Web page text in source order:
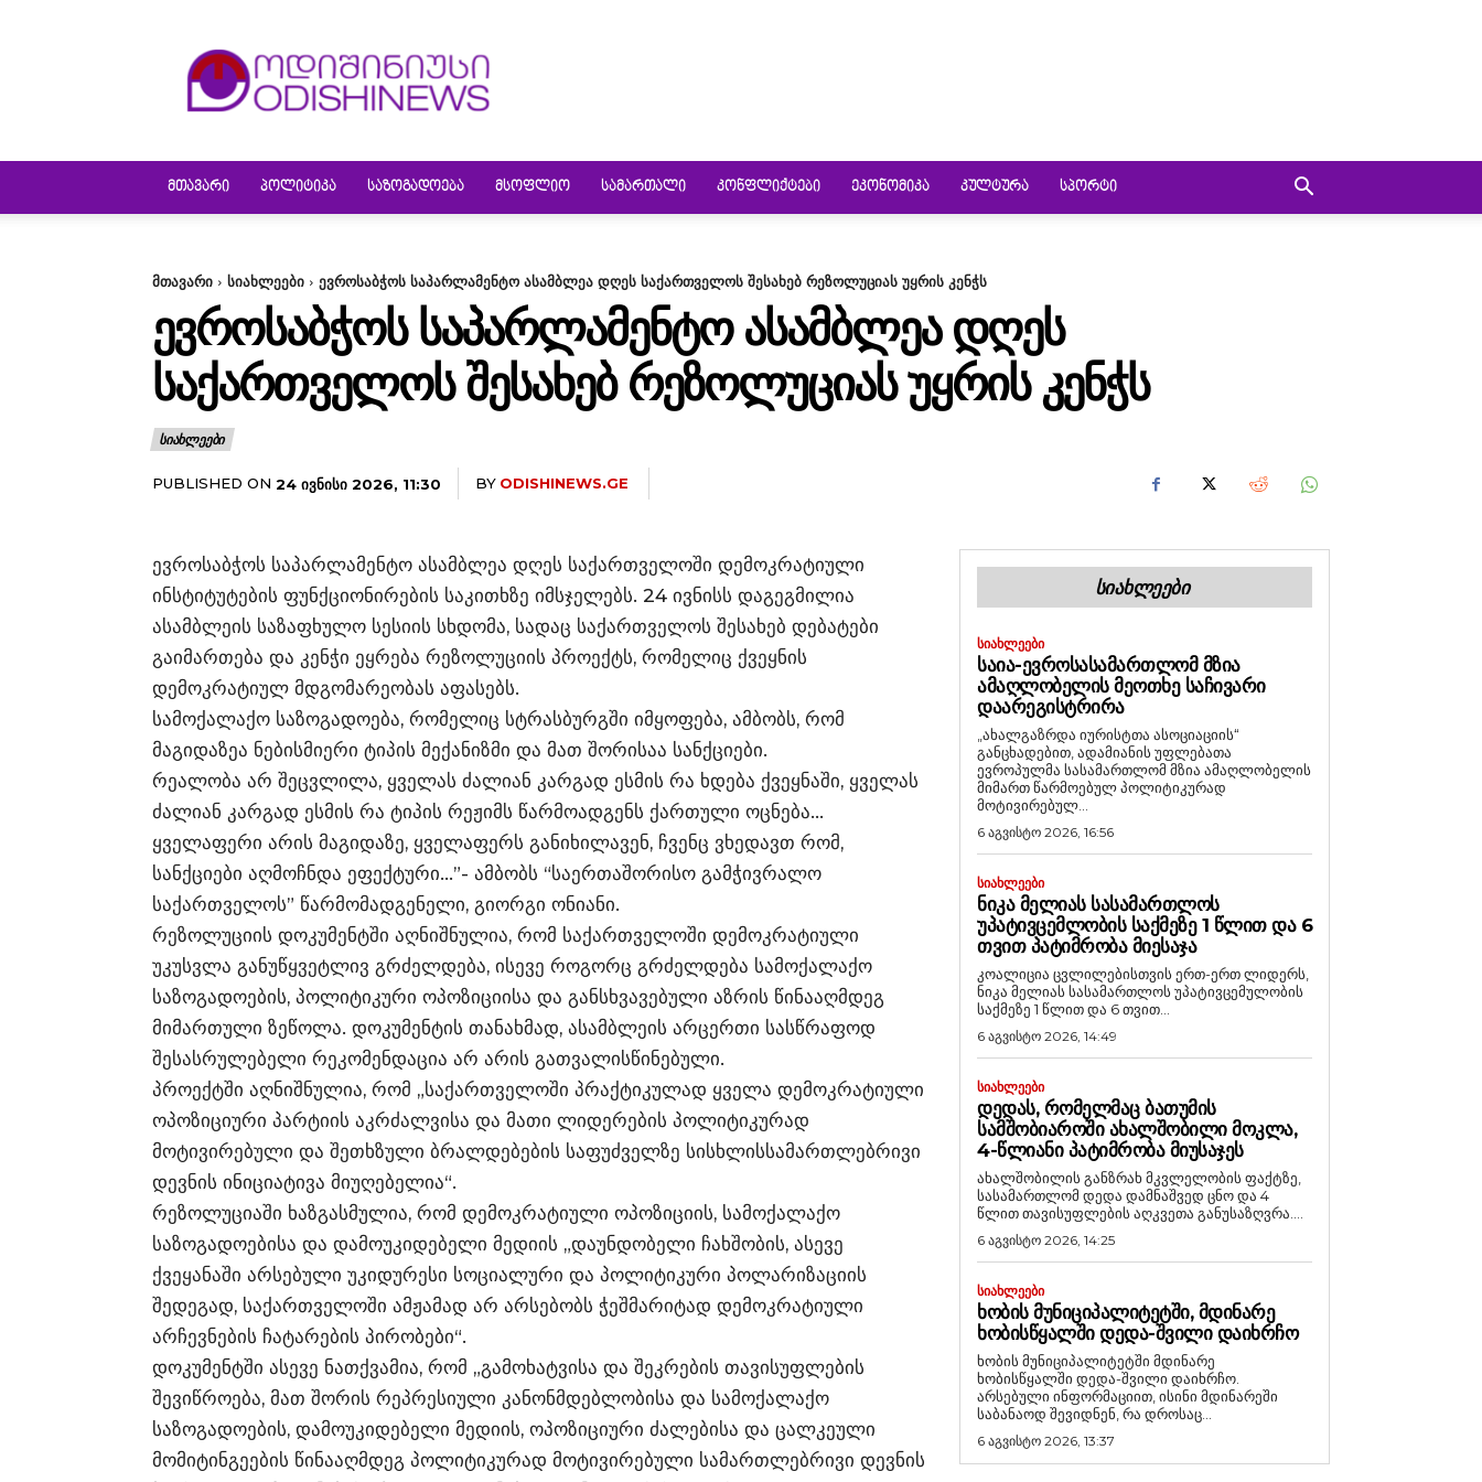
ᲛᲗᲐᲕᲐᲠᲘ ᲞᲝᲚᲘᲢᲘᲙᲐ ᲡᲐᲖᲝᲒᲐᲓᲝᲔᲑᲐ ᲛᲡᲝᲤᲚᲘᲝ ᲡᲐᲛᲐᲠᲗᲐᲚᲘ ᲙᲝᲜᲤᲚᲘᲥᲢᲔᲑᲘ ᲔᲙᲝᲜᲝᲛᲘᲙᲐ ᲙᲣᲚᲢᲣᲠᲐ ᲡᲞᲝᲠᲢᲘ
მთავარი სიახლეები ევროსაბჭოს საპარლამენტო ასამბლეა დღეს საქართველოს შესახებ რეზოლუციას უყრის კენჭს
ᲔᲕᲠᲝᲡᲐᲑᲭᲝᲡ ᲡᲐᲞᲐᲠᲚᲐᲛᲔᲜᲢᲝ ᲐᲡᲐᲛᲑᲚᲔᲐ ᲓᲦᲔᲡ
ᲡᲐᲥᲐᲠᲗᲕᲔᲚᲝᲡ ᲨᲔᲡᲐᲮᲔᲑ ᲠᲔᲖᲝᲚᲣᲪᲘᲐᲡ ᲣᲧᲠᲘᲡ ᲙᲔᲜᲭᲡ
ᲡᲘᲐᲮᲚᲔᲔᲑᲘ
PUBLISHED ON 24 ᲘᲕᲜᲘᲡᲘ 2026, 11:30 BY ODISHINEWS.GE
ევროსაბჭოს საპარლამენტო ასამბლეა დღეს საქართველოში დემოკრატიული
ინსტიტუტების ფუნქციონირების საკითხზე იმსჯელებს. 24 ივნისს დაგეგმილია
ასამბლეის საზაფხულო სესიის სხდომა, სადაც საქართველოს შესახებ დებატები
გაიმართება და კენჭი ეყრება რეზოლუციის პროექტს, რომელიც ქვეყნის
დემოკრატიულ მდგომარეობას აფასებს.
სამოქალაქო საზოგადოება, რომელიც სტრასბურგში იმყოფება, ამბობს, რომ
მაგიდაზეა ნებისმიერი ტიპის მექანიზმი და მათ შორისაა სანქციები.
რეალობა არ შეცვლილა, ყველას ძალიან კარგად ესმის რა ხდება ქვეყნაში, ყველას
ძალიან კარგად ესმის რა ტიპის რეჟიმს წარმოადგენს ქართული ოცნება…
ყველაფერი არის მაგიდაზე, ყველაფერს განიხილავენ, ჩვენც ვხედავთ რომ,
სანქციები აღმოჩნდა ეფექტური…”- ამბობს “საერთაშორისო გამჭივრალო
საქართველოს” წარმომადგენელი, გიორგი ონიანი.
რეზოლუციის დოკუმენტში აღნიშნულია, რომ საქართველოში დემოკრატიული
უკუსვლა განუწყვეტლივ გრძელდება, ისევე როგორც გრძელდება სამოქალაქო
საზოგადოების, პოლიტიკური ოპოზიციისა და განსხვავებული აზრის წინააღმდეგ
მიმართული ზეწოლა. დოკუმენტის თანახმად, ასამბლეის არცერთი სასწრაფოდ
შესასრულებელი რეკომენდაცია არ არის გათვალისწინებული.
პროექტში აღნიშნულია, რომ „საქართველოში პრაქტიკულად ყველა დემოკრატიული
ოპოზიციური პარტიის აკრძალვისა და მათი ლიდერების პოლიტიკურად
მოტივირებული და შეთხზული ბრალდებების საფუძველზე სისხლისსამართლებრივი
დევნის ინიციატივა მიუღებელია“.
რეზოლუციაში ხაზგასმულია, რომ დემოკრატიული ოპოზიციის, სამოქალაქო
საზოგადოებისა და დამოუკიდებელი მედიის „დაუნდობელი ჩახშობის, ასევე
ქვეყანაში არსებული უკიდურესი სოციალური და პოლიტიკური პოლარიზაციის
შედეგად, საქართველოში ამჟამად არ არსებობს ჭეშმარიტად დემოკრატიული
არჩევნების ჩატარების პირობები“.
დოკუმენტში ასევე ნათქვამია, რომ „გამოხატვისა და შეკრების თავისუფლების
შევიწროება, მათ შორის რეპრესიული კანონმდებლობისა და სამოქალაქო
საზოგადოების, დამოუკიდებელი მედიის, ოპოზიციური ძალებისა და ცალკეული
მომიტინგეების წინააღმდეგ პოლიტიკურად მოტივირებული სამართლებრივი დევნის
ᲡᲘᲐᲮᲚᲔᲔᲑᲘ
ᲡᲘᲐᲮᲚᲔᲔᲑᲘ
ᲡᲐᲘᲐ-ᲔᲕᲠᲝᲡᲐᲡᲐᲛᲐᲠᲗᲚᲝᲛ ᲛᲖᲘᲐ
ᲐᲛᲐᲦᲚᲝᲑᲔᲚᲘᲡ ᲛᲔᲝᲗᲮᲔ ᲡᲐᲩᲘᲕᲐᲠᲘ
ᲓᲐᲐᲠᲔᲒᲘᲡᲢᲠᲘᲠᲐ
„ახალგაზრდა იურისტთა ასოციაციის“
განცხადებით, ადამიანის უფლებათა
ევროპულმა სასამართლომ მზია ამაღლობელის
მიმართ წარმოებულ პოლიტიკურად
მოტივირებულ...
6 აგვისტო 2026, 16:56
ᲡᲘᲐᲮᲚᲔᲔᲑᲘ
ᲜᲘᲙᲐ ᲛᲔᲚᲘᲐᲡ ᲡᲐᲡᲐᲛᲐᲠᲗᲚᲝᲡ
ᲣᲞᲐᲢᲘᲕᲪᲔᲛᲚᲝᲑᲘᲡ ᲡᲐᲥᲛᲔᲖᲔ 1 ᲬᲚᲘᲗ ᲓᲐ 6
ᲗᲕᲘᲗ ᲞᲐᲢᲘᲛᲠᲝᲑᲐ ᲛᲘᲔᲡᲐᲯᲐ
კოალიცია ცვლილებისთვის ერთ-ერთ ლიდერს,
ნიკა მელიას სასამართლოს უპატივცემულობის
საქმეზე 1 წლით და 6 თვით...
6 აგვისტო 2026, 14:49
ᲡᲘᲐᲮᲚᲔᲔᲑᲘ
ᲓᲔᲓᲐᲡ, ᲠᲝᲛᲔᲚᲛᲐᲪ ᲑᲐᲗᲣᲛᲘᲡ
ᲡᲐᲛᲨᲝᲑᲘᲐᲠᲝᲨᲘ ᲐᲮᲐᲚᲨᲝᲑᲘᲚᲘ ᲛᲝᲙᲚᲐ,
4-ᲬᲚᲘᲐᲜᲘ ᲞᲐᲢᲘᲛᲠᲝᲑᲐ ᲛᲘᲣᲡᲐᲯᲔᲡ
ახალშობილის განზრახ მკვლელობის ფაქტზე,
სასამართლომ დედა დამნაშვედ ცნო და 4
წლით თავისუფლების აღკვეთა განუსაზღვრა....
6 აგვისტო 2026, 14:25
ᲡᲘᲐᲮᲚᲔᲔᲑᲘ
ᲮᲝᲑᲘᲡ ᲛᲣᲜᲘᲪᲘᲞᲐᲚᲘᲢᲔᲢᲨᲘ, ᲛᲓᲘᲜᲐᲠᲔ
ᲮᲝᲑᲘᲡᲬᲧᲐᲚᲨᲘ ᲓᲔᲓᲐ-ᲨᲕᲘᲚᲘ ᲓᲐᲘᲮᲠᲩᲝ
ხობის მუნიციპალიტეტში მდინარე
ხობისწყალში დედა-შვილი დაიხრჩო.
არსებული ინფორმაციით, ისინი მდინარეში
საბანაოდ შევიდნენ, რა დროსაც...
6 აგვისტო 2026, 13:37